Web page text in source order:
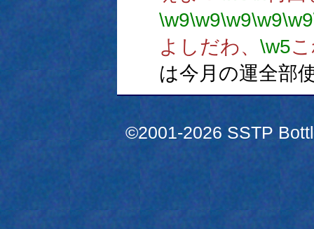
\w9\w9\w9\w9\w9
よしだわ、 \w5
は今月の運全部
©2001-2026 SSTP